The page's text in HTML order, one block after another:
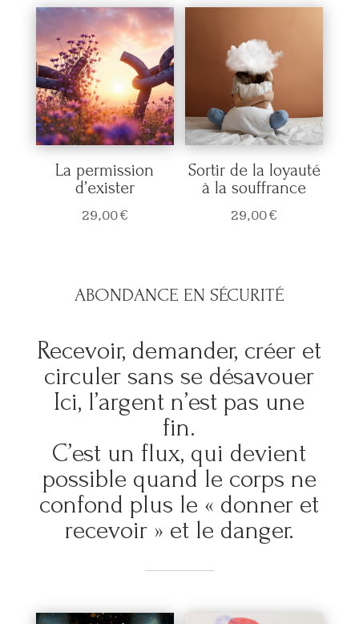
La permission
d’exister
29,00€
Sortir de la loyauté
à la souffrance
29,00€
ABONDANCE EN SÉCURITÉ
Recevoir, demander, créer et
circuler sans se désavouer
Ici, l’argent n’est pas une
fin.
C’est un flux, qui devient
possible quand le corps ne
confond plus le « donner et
recevoir » et le danger.